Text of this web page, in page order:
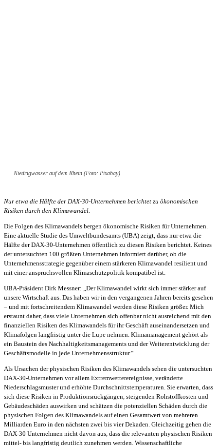
Niedrigwasser auf dem Rhein (Foto: Pixabay)
Nur etwa die Hälfte der DAX-30-Unternehmen berichtet zu ökonomischen
Risiken durch den Klimawandel.
Die Folgen des Klimawandels bergen ökonomische Risiken für Unternehmen.
Eine aktuelle Studie des Umweltbundesamts (UBA) zeigt, dass nur etwa die
Hälfte der DAX-30-Unternehmen öffentlich zu diesen Risiken berichtet. Keines
der untersuchten 100 größten Unternehmen informiert darüber, ob die
Unternehmensstrategie gegenüber einem stärkeren Klimawandel resilient und
mit einer anspruchsvollen Klimaschutzpolitik kompatibel ist.
UBA-Präsident Dirk Messner: „Der Klimawandel wirkt sich immer stärker auf
unsere Wirtschaft aus. Das haben wir in den vergangenen Jahren bereits gesehen
– und mit fortschreitendem Klimawandel werden diese Risiken größer. Mich
erstaunt daher, dass viele Unternehmen sich offenbar nicht ausreichend mit den
finanziellen Risiken des Klimawandels für ihr Geschäft auseinandersetzen und
Klimafolgen langfristig unter die Lupe nehmen. Klimamanagement gehört als
ein Baustein des Nachhaltigkeitsmanagements und der Weiterentwicklung der
Geschäftsmodelle in jede Unternehmensstruktur.“
Als Ursachen der physischen Risiken des Klimawandels sehen die untersuchten
DAX-30-Unternehmen vor allem Extremwetterereignisse, veränderte
Niederschlagsmuster und erhöhte Durchschnittstemperaturen. Sie erwarten, dass
sich diese Risiken in Produktionsrückgängen, steigenden Rohstoffkosten und
Gebäudeschäden auswirken und schätzen die potenziellen Schäden durch die
physischen Folgen des Klimawandels auf einen Gesamtwert von mehreren
Milliarden Euro in den nächsten zwei bis vier Dekaden. Gleichzeitig gehen die
DAX-30 Unternehmen nicht davon aus, dass die relevanten physischen Risiken
mittel- bis langfristig deutlich zunehmen werden. Wissenschaftliche